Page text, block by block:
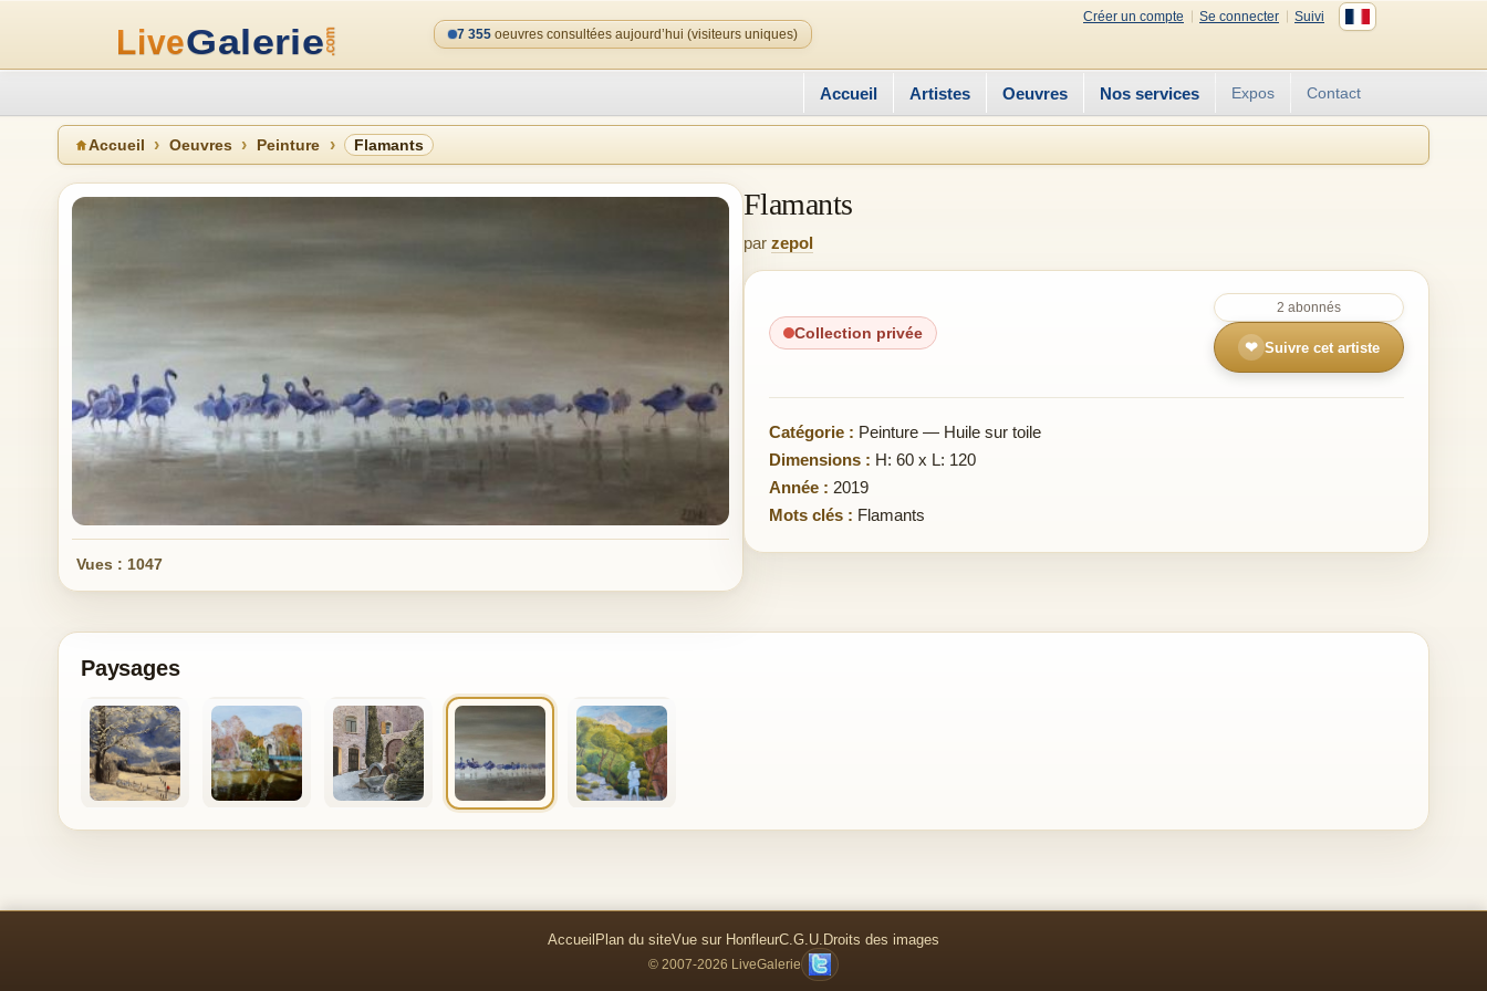
Créer un compte Se connecter
Suivi
7 355 oeuvres consultées aujourd’hui (visiteurs uniques)
Accueil Artistes Oeuvres Nos services Expos Contact
Accueil Oeuvres Peinture Flamants
Vues : 1047
Flamants
par zepol
Collection privée
2 abonnés
❤ Suivre cet artiste
Catégorie : Peinture — Huile sur toile
Dimensions : H: 60 x L: 120
Année : 2019
Mots clés : Flamants
Paysages
Accueil Plan du siteVue sur HonfleurC.G.U. Droits des images
© 2007-2026 LiveGalerie